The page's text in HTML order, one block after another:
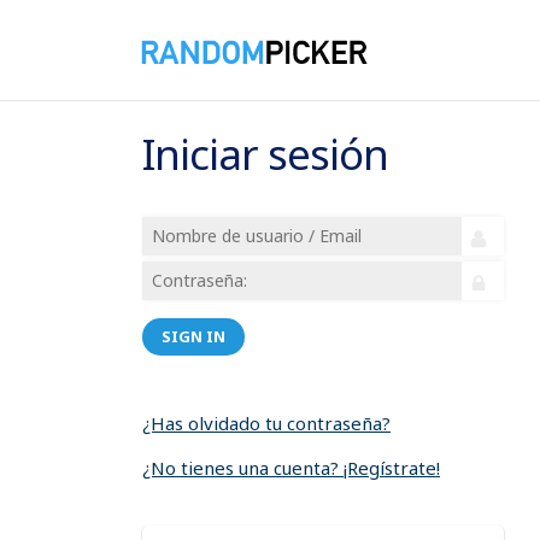
Iniciar sesión
SIGN IN
¿Has olvidado tu contraseña?
¿No tienes una cuenta? ¡Regístrate!